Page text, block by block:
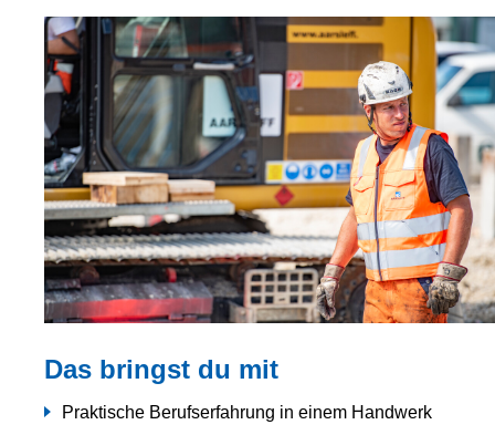
Das bringst du mit
Praktische Berufserfahrung in einem Handwerk